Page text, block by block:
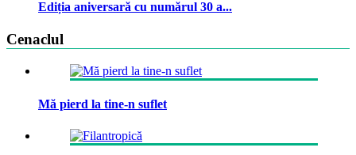
Ediția aniversară cu numărul 30 a...
Cenaclul
Mă pierd la tine-n suflet